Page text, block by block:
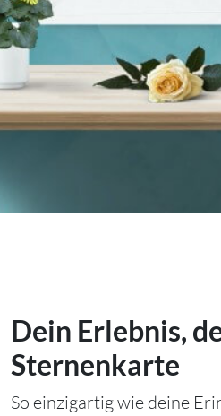
Dein Erlebnis,
Sternenkarte
So einzigartig wie deine